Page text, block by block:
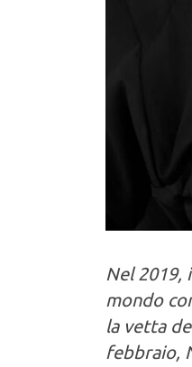
Nel 2019,
mondo
la vetta
febbraio,